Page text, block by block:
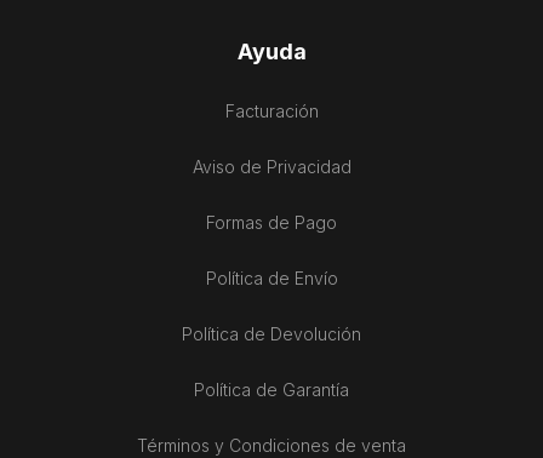
Ayuda
Facturación
Aviso de Privacidad
Formas de Pago
Política de Envío
Política de Devolución
Política de Garantía
Términos y Condiciones de venta